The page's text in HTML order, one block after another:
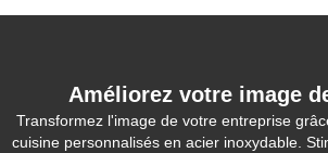
Améliorez votre image
Transformez l'image de votre entreprise
cuisine personnalisés en acier inoxydable.